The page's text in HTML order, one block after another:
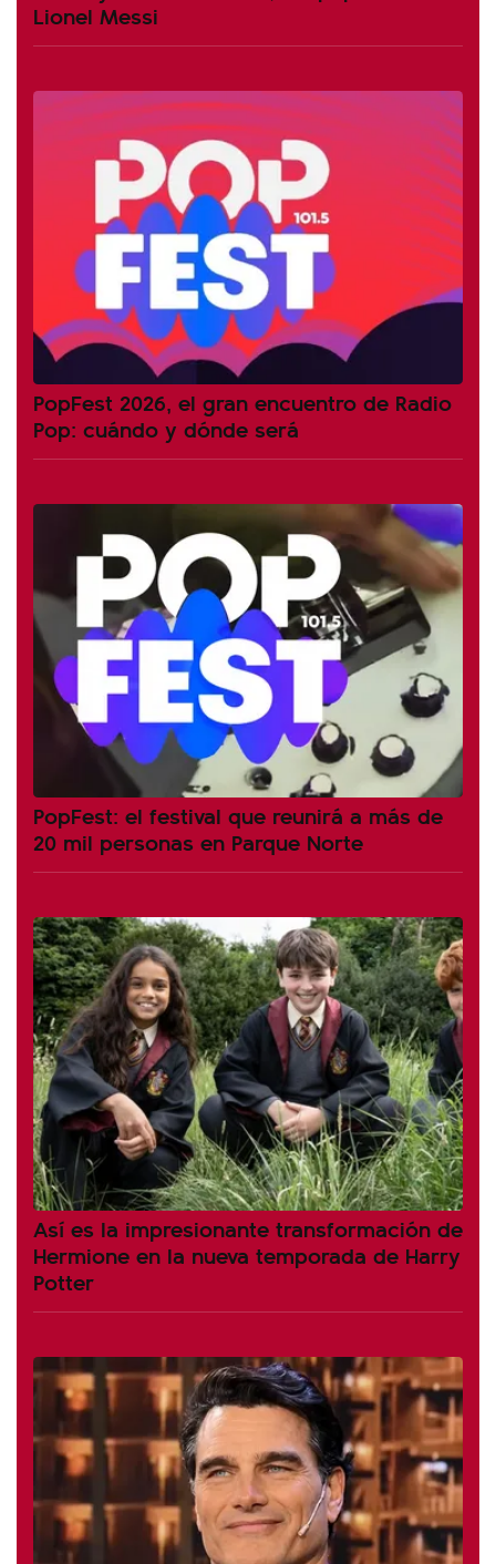
Lionel Messi
PopFest 2026, el gran encuentro de Radio
Pop: cuándo y dónde será
PopFest: el festival que reunirá a más de
20 mil personas en Parque Norte
Así es la impresionante transformación de
Hermione en la nueva temporada de Harry
Potter